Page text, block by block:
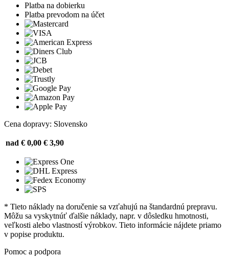
Platba na dobierku
Platba prevodom na účet
Cena dopravy: Slovensko
nad € 0,00 € 3,90
* Tieto náklady na doručenie sa vzťahujú na štandardnú prepravu.
Môžu sa vyskytnúť ďalšie náklady, napr. v dôsledku hmotnosti,
veľkosti alebo vlastností výrobkov. Tieto informácie nájdete priamo
v popise produktu.
Pomoc a podpora